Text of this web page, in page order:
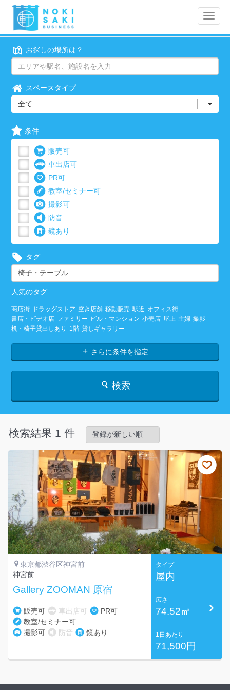
Toggle
お探しの場所は？
スペースタイプ
全て
条件
販売可
車出店可
PR可
教室/セミナー可
撮影可
防音
鏡あり
タグ
人気のタグ
商店街 ドラッグストア 空き店舗 移動販売 駅近 オフィス街
書店・ビデオ店 ファミリー ビル・マンション 小売店 屋上 主婦 撮影
机・椅子貸出しあり
1階 貸しギャラリー
さらに条件を指定
検索
検索結果 1 件
東京都渋谷区神宮前
神宮前
Gallery ZOOMAN 原宿
販売可 車出店可
PR可
教室/セミナー可
撮影可
防音 鏡あり
タイプ
屋内
広さ
74.52㎡
1日あたり
71,500円